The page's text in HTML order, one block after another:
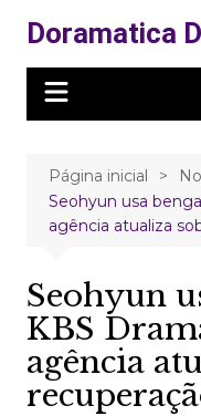
para
conteúdo
Doramatica
Página inicial
Seohyun usa
agência atualiza
Seohyun
KBS
agência